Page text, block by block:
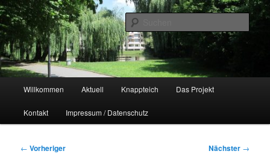
Zum
primären
Inhalt
springenUnser Knappteich
Naherholungsgebiet im Chemnitzer Yorckgebiet
Willkommen Aktuell Knappteich Das Projekt
Kontakt Impressum / Datenschutz
Beitragsnavigation
← Vorheriger Nächster →